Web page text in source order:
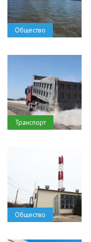
Общество
Транспорт
Общество